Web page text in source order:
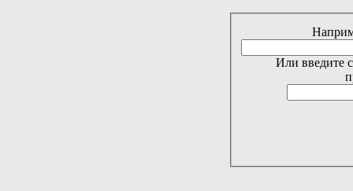
Или введите